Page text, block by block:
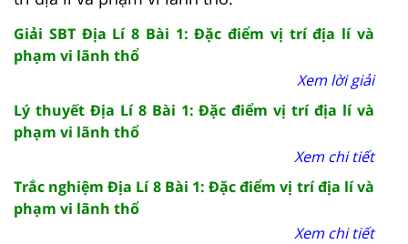
Giải SBT Địa Lí 8 Bài 1: Đặc điểm vị trí địa lí và
phạm vi lãnh thổ
Xem lời giải
Lý thuyết Địa Lí 8 Bài 1: Đặc điểm vị trí địa lí và
phạm vi lãnh thổ
Xem chi tiết
Trắc nghiệm Địa Lí 8 Bài 1: Đặc điểm vị trí địa lí và
phạm vi lãnh thổ
Xem chi tiết